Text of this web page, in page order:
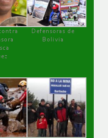
Defensoras de
Bolivia